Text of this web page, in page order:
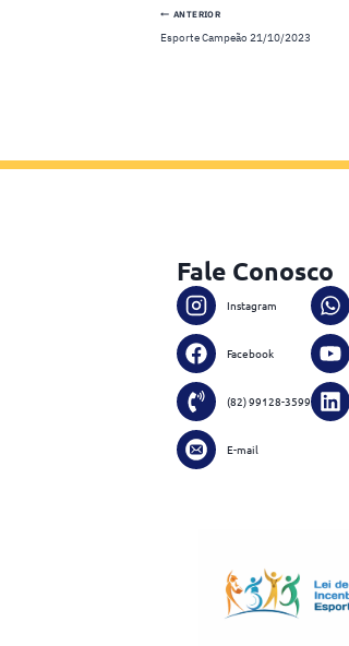
Navegação
de
ANTERIOR
Esporte Campeão 21/10/2023
Fale Conosco
Instagram
Facebook
(82) 99128-3599
E-mail